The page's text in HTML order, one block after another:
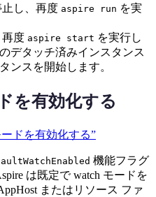
し、再度 aspire run を実
度 aspire start を実行し
デタッチ済みインスタンス
ンスを開始します。
を有効化する
ードを有効化する”
機能フラグ
は既定で watch モードを
またはリソース ファ